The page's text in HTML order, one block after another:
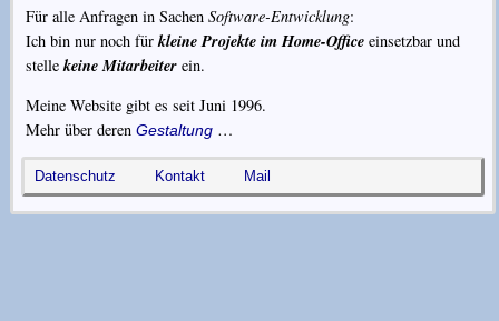
Für alle Anfragen in SachenSoftware-Entwicklung:
Ich bin nur noch fürkleine Projekte im Home-Officeeinsetzbar und
stellekeine Mitarbeiter ein.
Meine Website gibt es seitJuni 1996.
Mehr über derenGestaltung …
Datenschutz Kontakt Mail